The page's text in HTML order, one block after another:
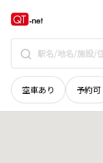
空車あり 予約可
北海道